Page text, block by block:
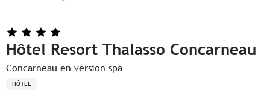
Hôtel Resort Thalasso Concarneau
Concarneau en version spa
HÔTEL